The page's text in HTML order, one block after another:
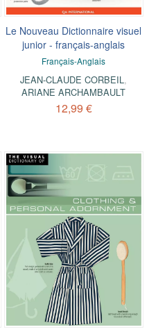
Le Nouveau Dictionnaire visuel
junior - français-anglais
Français-Anglais
JEAN-CLAUDE CORBEIL,
ARIANE ARCHAMBAULT
12,99 €